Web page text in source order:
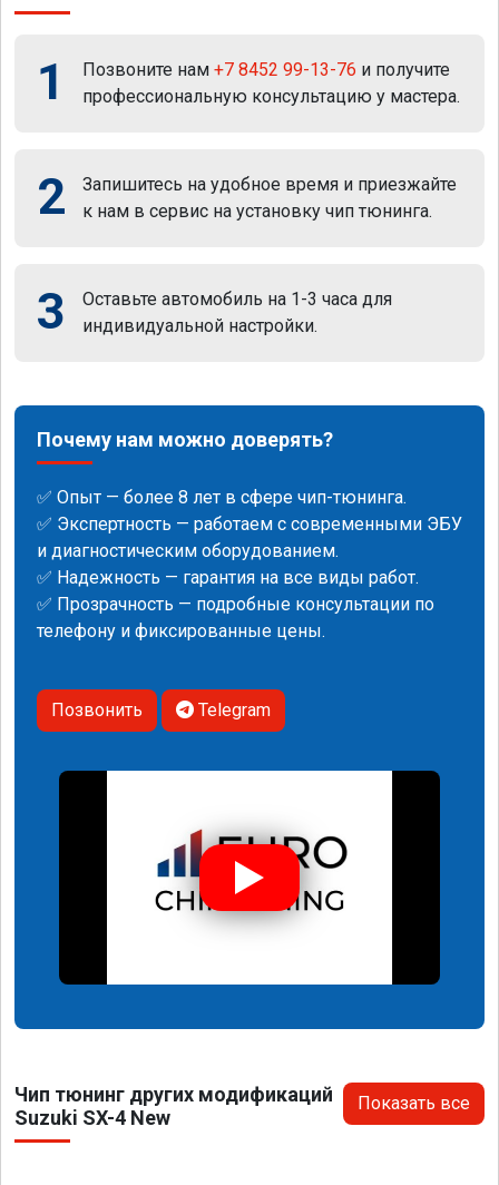
1 Позвоните нам +7 8452 99-13-76 и получите
профессиональную консультацию у мастера.
2
Запишитесь на удобное время и приезжайте
к нам в сервис на установку чип тюнинга.
3
Оставьте автомобиль на 1-3 часа для
индивидуальной настройки.
Почему нам можно доверять?
✅ Опыт — более 8 лет в сфере чип-тюнинга.
✅ Экспертность — работаем с современными ЭБУ
и диагностическим оборудованием.
✅ Надежность — гарантия на все виды работ.
✅ Прозрачность — подробные консультации по
телефону и фиксированные цены.
Позвонить Telegram
Чип тюнинг других модификаций
Suzuki SX-4 New
Показать все